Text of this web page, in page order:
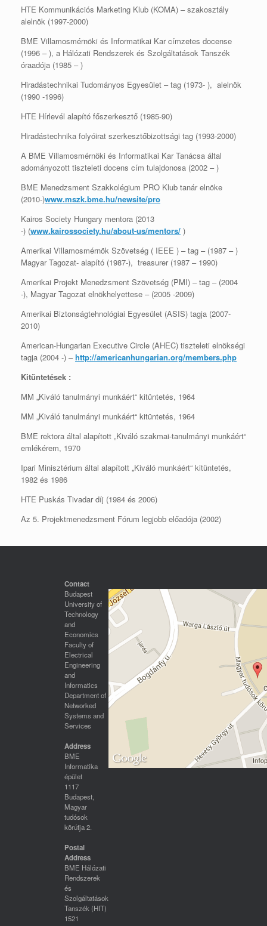
HTE Kommunikációs Marketing Klub (KOMA) – szakosztály
alelnök (1997-2000)
BME Villamosmérnöki és Informatikai Kar címzetes docense
(1996 – ), a Hálózati Rendszerek és Szolgáltatások Tanszék
óraadója (1985 – )
Hiradástechnikai Tudományos Egyesület – tag (1973- ), alelnök
(1990 -1996)
HTE Hírlevél alapító főszerkesztő (1985-90)
Hiradástechnika folyóirat szerkesztőbizottsági tag (1993-2000)
A BME Villamosmérnöki és Informatikai Kar Tanácsa által
adományozott tiszteleti docens cím tulajdonosa (2002 – )
BME Menedzsment Szakkolégium PRO Klub tanár elnöke
(2010-)www.mszk.bme.hu/newsite/pro
Kairos Society Hungary mentora (2013
-) (www.kairossociety.hu/about-us/mentors/ )
Amerikai Villamosmérnök Szövetség ( IEEE ) – tag – (1987 – )
Magyar Tagozat- alapító (1987-), treasurer (1987 – 1990)
Amerikai Projekt Menedzsment Szövetség (PMI) – tag – (2004
-), Magyar Tagozat elnökhelyettese – (2005 -2009)
Amerikai Biztonságtehnológiai Egyesület (ASIS) tagja (2007-
2010)
American-Hungarian Executive Circle (AHEC) tiszteleti elnökségi
tagja (2004 -) –http://americanhungarian.org/members.php
Kitüntetések :
MM „Kiváló tanulmányi munkáért“ kitüntetés, 1964
MM „Kiváló tanulmányi munkáért“ kitüntetés, 1964
BME rektora által alapított „Kiváló szakmai-tanulmányi munkáért“
emlékérem, 1970
Ipari Minisztérium által alapított „Kiváló munkáért“ kitüntetés,
1982 és 1986
HTE Puskás Tivadar díj (1984 és 2006)
Az 5. Projektmenedzsment Fórum legjobb előadója (2002)
Contact
Budapest
University of
Technology
and
Economics
Faculty of
Electrical
Engineering
and
Informatics
Department of
Networked
Systems and
Services
Address
BME
Informatika
épület
1117
Budapest,
Magyar
tudósok
körútja 2.
Postal
Address
BME Hálózati
Rendszerek
és
Szolgáltatások
Tanszék (HIT)
1521